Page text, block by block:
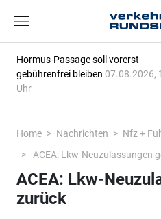
Hormus-Passage soll vorerst
gebührenfrei bleiben 07.08.2026,
Uhr
Home Nachrichten
Nfz +
ACEA: Lkw-Neuzulassungen
ACEA: Lkw-
zurück